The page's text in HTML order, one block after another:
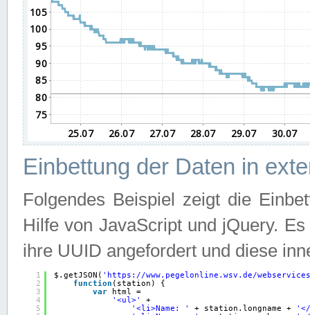
Einbettung der Daten in
Folgendes Beispiel zeigt die
Hilfe von JavaScript und jQuery.
ihre UUID angefordert und diese
1
2
3
4
5
$.getJSON( ' https://www.pegelonline.wsv.de/
function (station) {
var
html =
'<ul>'
+
'<li>Name: '
+ station.longname +